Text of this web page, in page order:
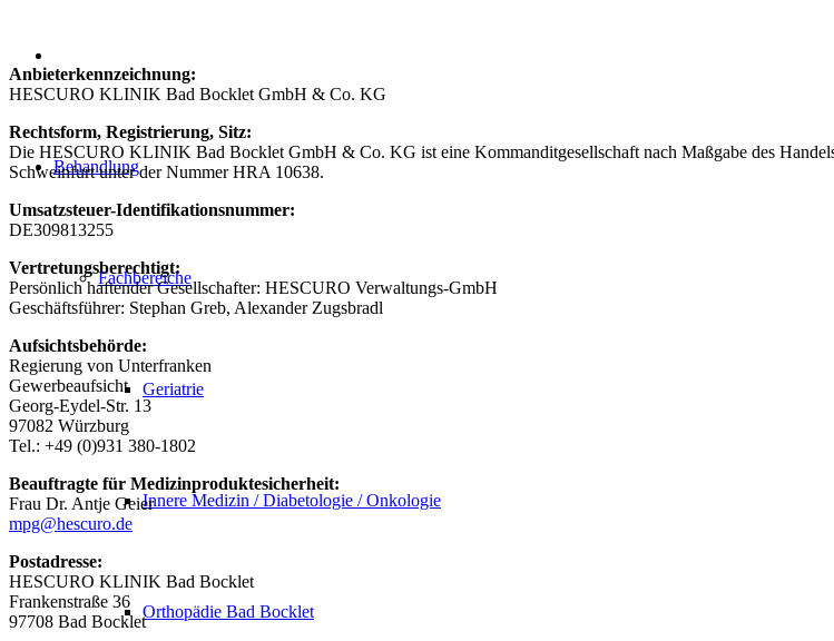
Behandlung
Fachbereiche
Geriatrie
Innere Medizin / Diabetologie / Onkologie
Orthopädie Bad Bocklet
Anbieterkennzeichnung:
HESCURO KLINIK Bad Bocklet GmbH & Co. KG
Rechtsform, Registrierung, Sitz:
Die HESCURO KLINIK Bad Bocklet GmbH & Co. KG ist eine Kommanditgesellschaft nach Maßgabe des
Schweinfurt unter der Nummer HRA 10638.
Umsatzsteuer-Identifikationsnummer:
DE309813255
Vertretungsberechtigt:
Persönlich haftender Gesellschafter: HESCURO Verwaltungs-GmbH
Geschäftsführer: Stephan Greb, Alexander Zugsbradl
Aufsichtsbehörde:
Regierung von Unterfranken
Gewerbeaufsicht
Georg-Eydel-Str. 13
97082 Würzburg
Tel.: +49 (0)931 380-1802
Beauftragte für Medizinproduktesicherheit:
Frau Dr. Antje Geier
mpg@hescuro.de
Postadresse:
HESCURO KLINIK Bad Bocklet
Frankenstraße 36
97708 Bad Bocklet